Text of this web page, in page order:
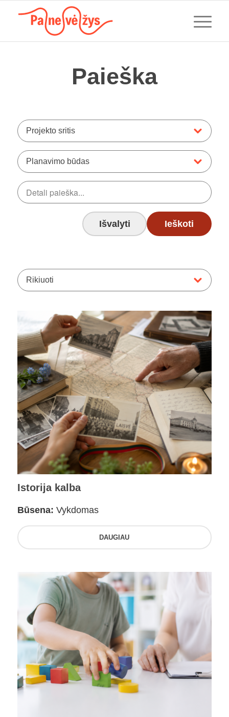
Paieška
Projekto sritis
Planavimo būdas
Išvalyti Ieškoti
Rikiuoti
Istorija kalba
Būsena: Vykdomas
DAUGIAU